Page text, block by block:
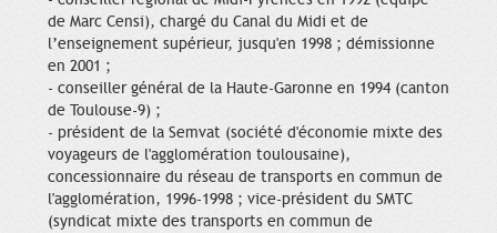
de Marc Censi), chargé du Canal du Midi et de
l’enseignement supérieur, jusqu'en 1998 ; démissionne
en 2001 ;
- conseiller général de la Haute-Garonne en 1994 (canton
de Toulouse-9) ;
- président de la Semvat (société d'économie mixte des
voyageurs de l'agglomération toulousaine),
concessionnaire du réseau de transports en commun de
l'agglomération, 1996-1998 ; vice-président du SMTC
(syndicat mixte des transports en commun de